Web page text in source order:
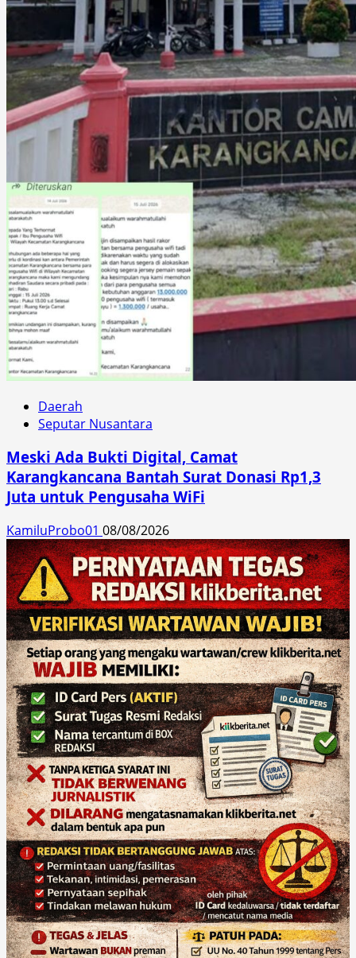
Daerah
Seputar Nusantara
Meski Ada Bukti Digital, Camat
Karangkancana Bantah Surat Donasi Rp1,3
Juta untuk Pengusaha WiFi
KamiluProbo01 08/08/2026